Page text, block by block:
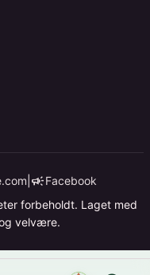
campaignFacebook
forbeholdt. Laget med
velvære.